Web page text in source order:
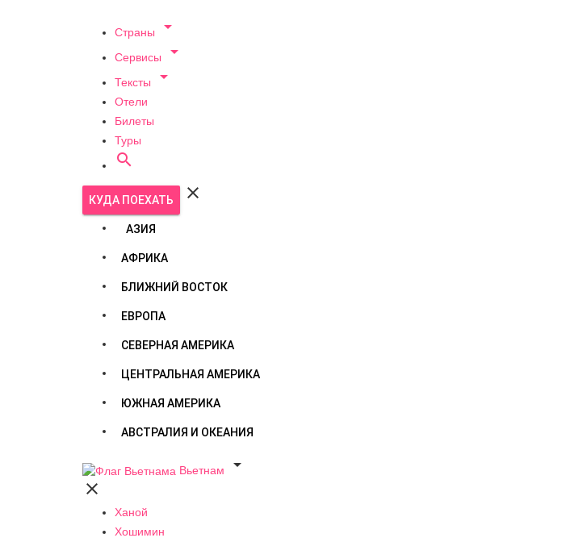
Страны 
Сервисы 
Тексты 
Отели
Билеты
Туры

КУДА ПОЕХАТЬ 
АЗИЯ
АФРИКА
БЛИЖНИЙ ВОСТОК
ЕВРОПА
СЕВЕРНАЯ АМЕРИКА
ЦЕНТРАЛЬНАЯ АМЕРИКА
ЮЖНАЯ АМЕРИКА
АВСТРАЛИЯ И ОКЕАНИЯ
Вьетнам


Ханой
Хошимин